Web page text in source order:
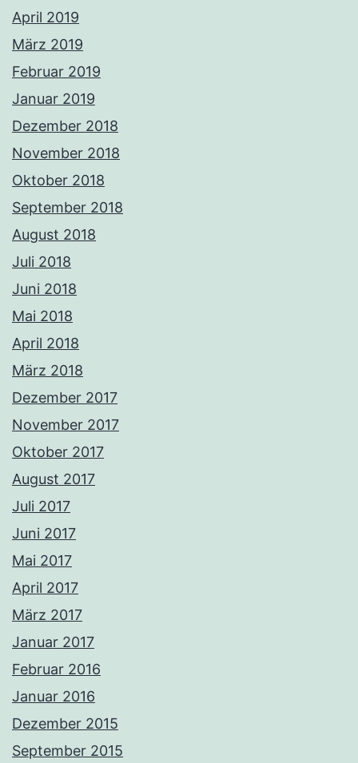
April 2019
März 2019
Februar 2019
Januar 2019
Dezember 2018
November 2018
Oktober 2018
September 2018
August 2018
Juli 2018
Juni 2018
Mai 2018
April 2018
März 2018
Dezember 2017
November 2017
Oktober 2017
August 2017
Juli 2017
Juni 2017
Mai 2017
April 2017
März 2017
Januar 2017
Februar 2016
Januar 2016
Dezember 2015
September 2015